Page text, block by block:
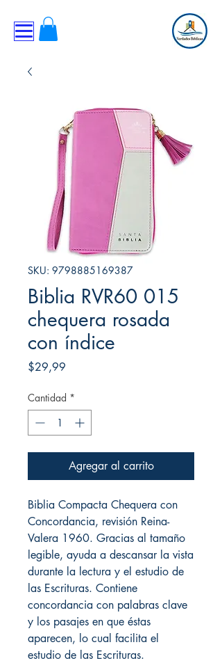
SKU: 9798885169387
Biblia RVR60 015
chequera rosada
con índice
$29,99
Cantidad *
Agregar al carrito
Biblia Compacta Chequera con
Concordancia, revisión Reina-
Valera 1960. Gracias al tamaño
legible, ayuda a descansar la vista
durante la lectura y el estudio de
las Escrituras. Contiene
concordancia con palabras clave
y los pasajes en que éstas
aparecen, lo cual facilita el
estudio de las Escrituras.